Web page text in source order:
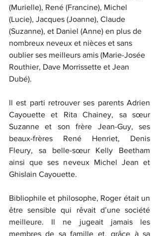
(Murielle), René (Francine), Michel
(Lucie), Jacques (Joanne), Claude
(Suzanne), et Daniel (Anne) en plus de
nombreux neveux et nièces et sans
oublier ses meilleurs amis (Marie-Josée
Routhier, Dave Morrissette et Jean
Dubé).
Il est parti retrouver ses parents Adrien
Cayouette et Rita Chainey, sa sœur
Suzanne et son frère Jean-Guy, ses
beaux-frères René Henriet, Denis
Fleury, sa belle-sœur Kelly Beetham
ainsi que ses neveux Michel Jean et
Ghislain Cayouette.
Bibliophile et philosophe, Roger était un
être sensible qui rêvait d’une société
meilleure. Il ne jugeait jamais les
membres de sa famille et, grâce à sa